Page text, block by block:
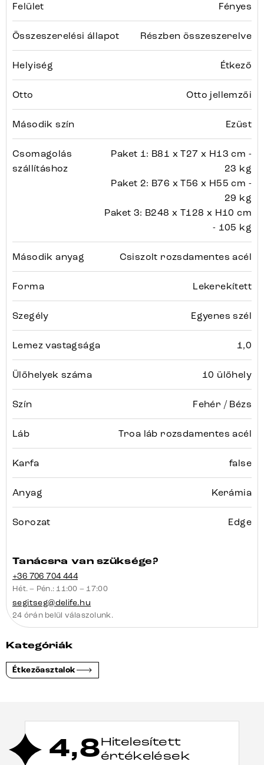
Felület Fényes
Összeszerelési állapot Részben összeszerelve
Helyiség Étkező
Otto Otto jellemzői
Második szín Ezüst
Csomagolás
szállításhoz
Paket 1: B81 x T27 x H13 cm -
23 kg
Paket 2: B76 x T56 x H55 cm -
29 kg
Paket 3: B248 x T128 x H10 cm
- 105 kg
Második anyag Csiszolt rozsdamentes acél
Forma Lekerekített
Szegély Egyenes szél
Lemez vastagsága 1,0
Ülőhelyek száma 10 ülőhely
Szín Fehér / Bézs
Láb Troa láb rozsdamentes acél
Karfa false
Anyag Kerámia
Sorozat Edge
Tanácsra van szüksége?
+36 706 704 444
Hét. – Pén.: 11:00 – 17:00
segitseg@delife.hu
24 órán belül válaszolunk.
Kategóriák
Étkezőasztalok
4,8Hitelesített
értékelések